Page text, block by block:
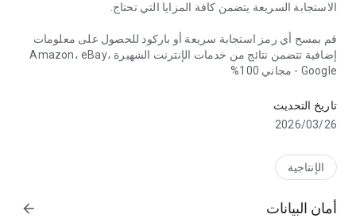
الاستجابة السريعة يتضمن كافة المزايا التي تحتاج.
قم بمسح أي رمز استجابة سريعة أو باركود للحصول على معلومات
إضافية تتضمن نتائج من خدمات الإنترنت الشهيرة
Amazon،eBay،
Google - مجاني 100%
كل التنسيقات الشائعة
الإجراءات المتعلقة
افتح الروابط، واتصل بشبكات واي فاي، وأضف فعاليات للتقويم،
واقرأ VCard، واحصل على أسعار ومعلومات المنتجات.
تاريخ التحديث
26‏/03‏/2026
الإنتاجية
أمان البيانات arrow_forward